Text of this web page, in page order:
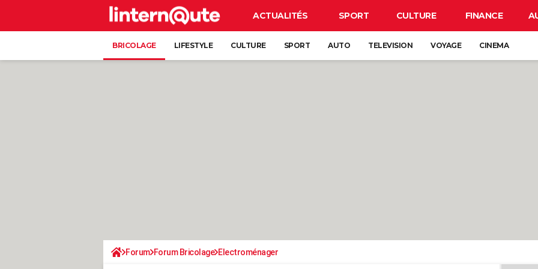
ACTUALITÉS SPORT CULTURE FINANCE
BRICOLAGE LIFESTYLE CULTURE SPORT AUTO TELEVISION VOYAGE CINEMA
Forum Forum Bricolage Electroménager